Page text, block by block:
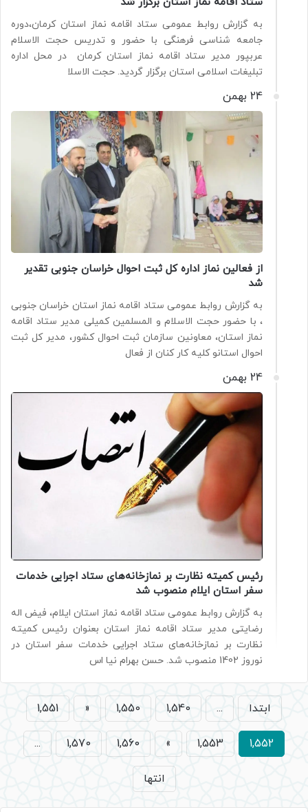
به گزارش روابط عمومی ستاد اقامه نماز استان کرمان،دوره
جامعه شناسی فرهنگی با حضور و تدریس حجت الاسلام
عربپور مدیر ستاد اقامه نماز استان کرمان در محل اداره
تبلیغات اسلامی استان برگزار گردید. حجت الاسلا
24 بهمن
از فعالین نماز اداره کل ثبت احوال خراسان جنوبی تقدیر
شد
به گزارش روابط عمومی ستاد اقامه نماز استان خراسان جنوبی
، با حضور حجت الاسلام و المسلمین کمیلی مدیر ستاد اقامه
نماز استان، معاونین سازمان ثبت احوال کشور، مدیر کل ثبت
احوال استانو کلیه کار کنان از فعال
24 بهمن
رئیس کمیته نظارت بر نمازخانه‌های ستاد اجرایی خدمات
سفر استان ایلام منصوب شد
به گزارش روابط عمومی ستاد اقامه نماز استان ایلام، فیض اله
رضایتی مدیر ستاد اقامه نماز استان بعنوان رئیس کمیته
نظارت بر نمازخانه‌های ستاد اجرایی خدمات سفر استان در
نوروز 1402 منصوب شد. حسن بهرام نیا اس
ابتدا ...
1,540
1,550
«
1,551
1,552
1,553
»
1,560
1,570
...
انتها